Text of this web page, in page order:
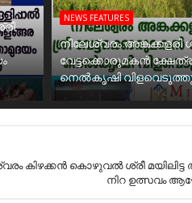
NEWS FEATURES
നീലേശ്വരം അങ്കക്കളരി
വേട്ടക്കൊരുമകൻ
നെൽകൃഷി
കിഴക്കൻ കൊഴുവൽ ശ്രീ മയിലിട്ട
നിറ ഉത്സവം